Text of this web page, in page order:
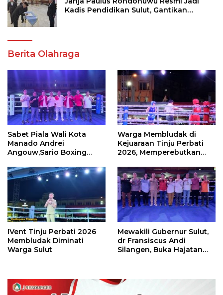
Kadis Pendidikan Sulut, Gantikan
Berita Olahraga
Sabet Piala Wali Kota
Manado Andrei
Angouw,Sario Boxing
Perbati 2026
Warga Membludak di
Kejuaraan Tinju Perbati
2026, Memperebutkan
IVent Tinju Perbati 2026
Membludak Diminati
Warga Sulut
Mewakili Gubernur Sulut,
dr Fransiscus Andi
Silangen, Buka Hajatan